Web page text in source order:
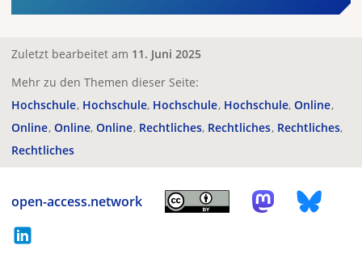
Zuletzt bearbeitet am 11. Juni 2025
Mehr zu den Themen dieser Seite:
Hochschule Hochschule Hochschule Hochschule Online
Online Online Online Rechtliches Rechtliches Rechtliches
Rechtliches
open-access.network